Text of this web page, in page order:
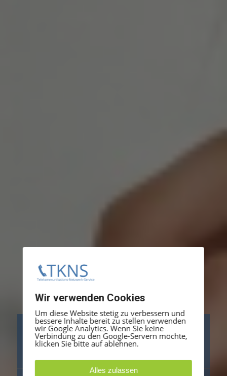
Schwesternrufanlagen &
Patientenrufsysteme | Krankenhaus
Wir verwenden Cookies
Um diese Website stetig zu verbessern und
bessere Inhalte bereit zu stellen verwenden
wir Google Analytics. Wenn Sie keine
Verbindung zu den Google-Servern möchte,
klicken Sie bitte auf ablehnen.
Alles zulassen